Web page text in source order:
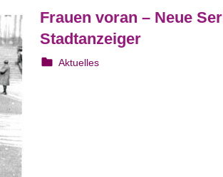
Frauen voran – Neue
Stadtanzeiger
26. Juli 2020
webmam
Aktuelles